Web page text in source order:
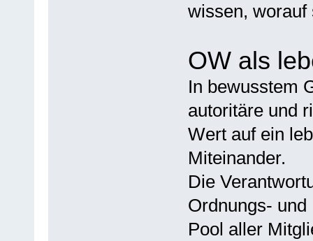
wissen, worauf
OW als
In bewusstem
autoritäre und
Wert auf ein
Miteinander.
Die
Ordnungs-
Pool aller